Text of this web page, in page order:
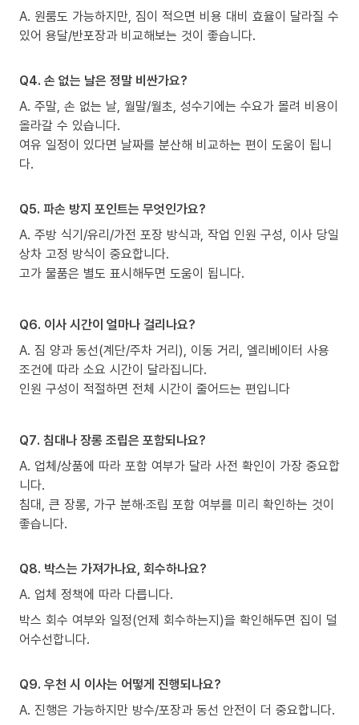
A. 원룸도 가능하지만, 짐이 적으면 비용 대비 효율이 달라질 수
있어 용달/반포장과 비교해보는 것이 좋습니다.
Q4. 손 없는 날은 정말 비싼가요?
A. 주말, 손 없는 날, 월말/월초, 성수기에는 수요가 몰려 비용이
올라갈 수 있습니다.
여유 일정이 있다면 날짜를 분산해 비교하는 편이 도움이 됩니
다.
Q5. 파손 방지 포인트는 무엇인가요?
A. 주방 식기/유리/가전 포장 방식과, 작업 인원 구성, 이사 당일
상차 고정 방식이 중요합니다.
고가 물품은 별도 표시해두면 도움이 됩니다.
Q6. 이사 시간이 얼마나 걸리나요?
A. 짐 양과 동선(계단/주차 거리), 이동 거리, 엘리베이터 사용
조건에 따라 소요 시간이 달라집니다.
인원 구성이 적절하면 전체 시간이 줄어드는 편입니다
Q7. 침대나 장롱 조립은 포함되나요?
A. 업체/상품에 따라 포함 여부가 달라 사전 확인이 가장 중요합
니다.
침대, 큰 장롱, 가구 분해·조립 포함 여부를 미리 확인하는 것이
좋습니다.
Q8. 박스는 가져가나요, 회수하나요?
A. 업체 정책에 따라 다릅니다.
박스 회수 여부와 일정(언제 회수하는지)을 확인해두면 집이 덜
어수선합니다.
Q9. 우천 시 이사는 어떻게 진행되나요?
A. 진행은 가능하지만 방수/포장과 동선 안전이 더 중요합니다.